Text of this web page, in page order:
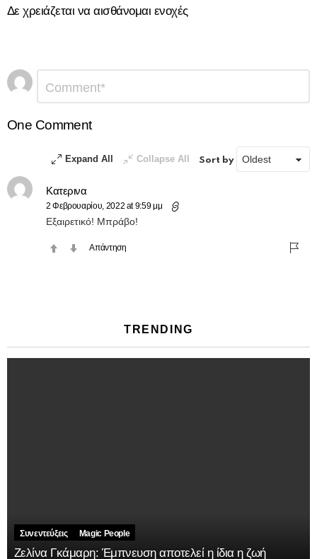
Δε χρειάζεται να αισθάνομαι ενοχές
Αφήστε
μια
απάντηση
One Comment
Expand All Collapse All Sort by
Κατερινα
2 Φεβρουαρίου, 2022 at 9:59 μμ
Εξαιρετικό! Μπράβο!
Απάντηση
TRENDING
Συνεντεύξεις Magic People
Ζελίνα Γκάμαρη: Έμπνευση αποτελεί η ίδια η ζωή